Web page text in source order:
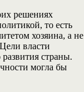
решениях
то есть
хозяина, а не
власти
страны.
могла бы